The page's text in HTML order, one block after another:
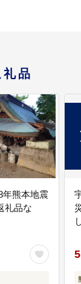
品
年熊本地震
礼品な